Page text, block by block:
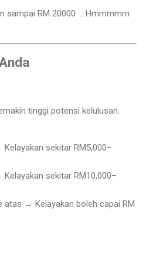
sampai RM 20000 ... Hmmmmm
tinggi potensi kelulusan.
sekitar RM5,000–
sekitar RM10,000–
atas → Kelayakan boleh capai RM